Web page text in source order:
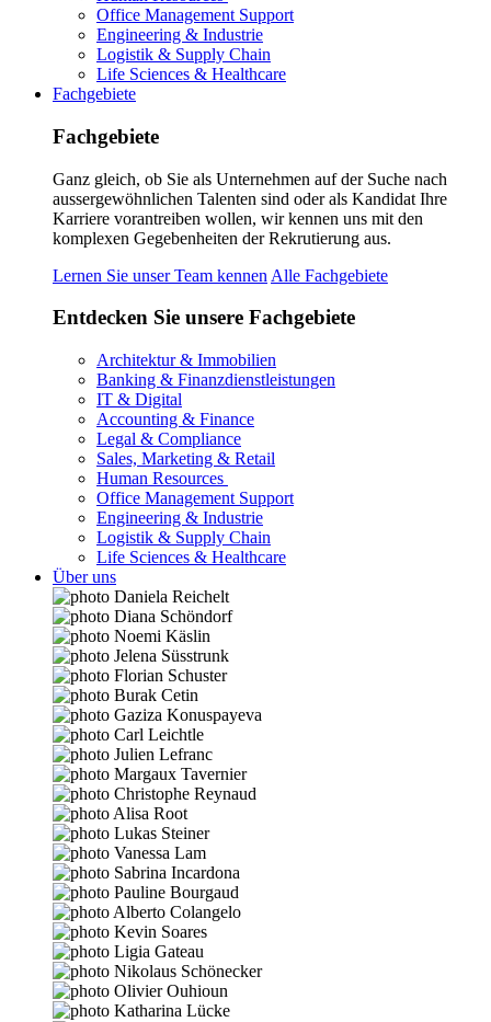
Office Management Support
Engineering & Industrie
Logistik & Supply Chain
Life Sciences & Healthcare
Fachgebiete
Fachgebiete
Ganz gleich, ob Sie als Unternehmen auf der Suche nach
aussergewöhnlichen Talenten sind oder als Kandidat Ihre
Karriere vorantreiben wollen, wir kennen uns mit den
komplexen Gegebenheiten der Rekrutierung aus.
Lernen Sie unser Team kennen Alle Fachgebiete
Entdecken Sie unsere Fachgebiete
Architektur & Immobilien
Banking & Finanzdienstleistungen
IT & Digital
Accounting & Finance
Legal & Compliance
Sales, Marketing & Retail
Human Resources
Office Management Support
Engineering & Industrie
Logistik & Supply Chain
Life Sciences & Healthcare
Über uns